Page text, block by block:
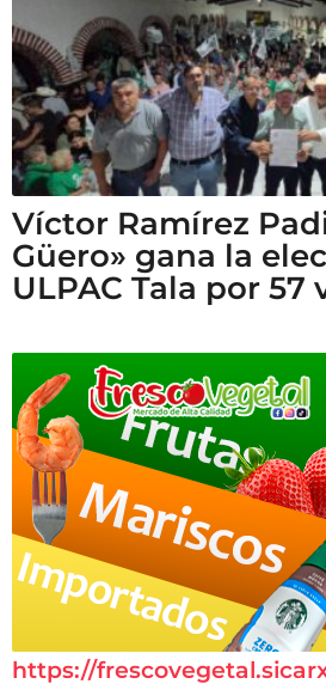
Víctor Ramírez
Güero» gana la
ULPAC Tala por 57
https://